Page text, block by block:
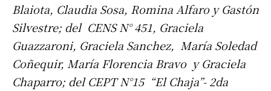
Blaiota, Claudia Sosa, Romina Alfaro y Gastón
Silvestre; del CENS N° 451, Graciela
Guazzaroni, Graciela Sanchez, María Soledad
Coñequir, María Florencia Bravo y Graciela
Chaparro; del CEPT N°15 “El Chaja”- 2da